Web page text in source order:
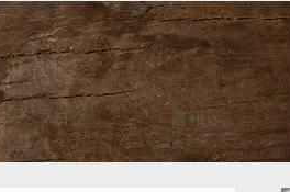
ブログ 書籍